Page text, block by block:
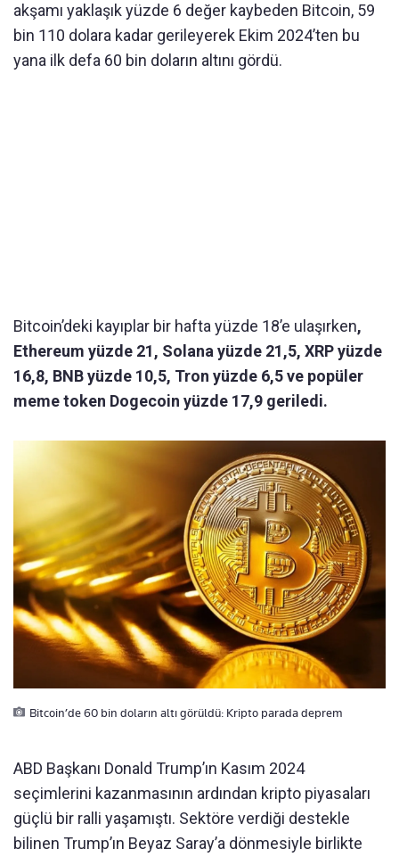
akşamı yaklaşık yüzde 6 değer kaybeden Bitcoin, 59
bin 110 dolara kadar gerileyerek Ekim 2024’ten bu
yana ilk defa 60 bin doların altını gördü.
Bitcoin’deki kayıplar bir hafta yüzde 18’e ulaşırken,
Ethereum yüzde 21, Solana yüzde 21,5, XRP yüzde
16,8, BNB yüzde 10,5, Tron yüzde 6,5 ve popüler
meme token Dogecoin yüzde 17,9 geriledi.
Bitcoin’de 60 bin doların altı görüldü: Kripto parada deprem
ABD Başkanı Donald Trump’ın Kasım 2024
seçimlerini kazanmasının ardından kripto piyasaları
güçlü bir ralli yaşamıştı. Sektöre verdiği destekle
bilinen Trump’ın Beyaz Saray’a dönmesiyle birlikte